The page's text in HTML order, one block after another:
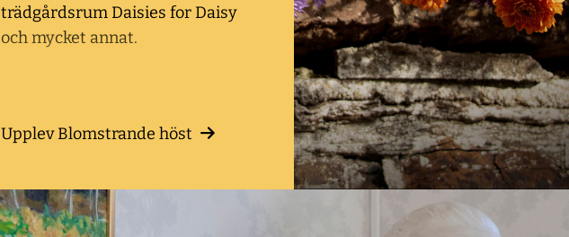
trädgårdsrum Daisies for Daisy
och mycket annat.
Upplev Blomstrande höst